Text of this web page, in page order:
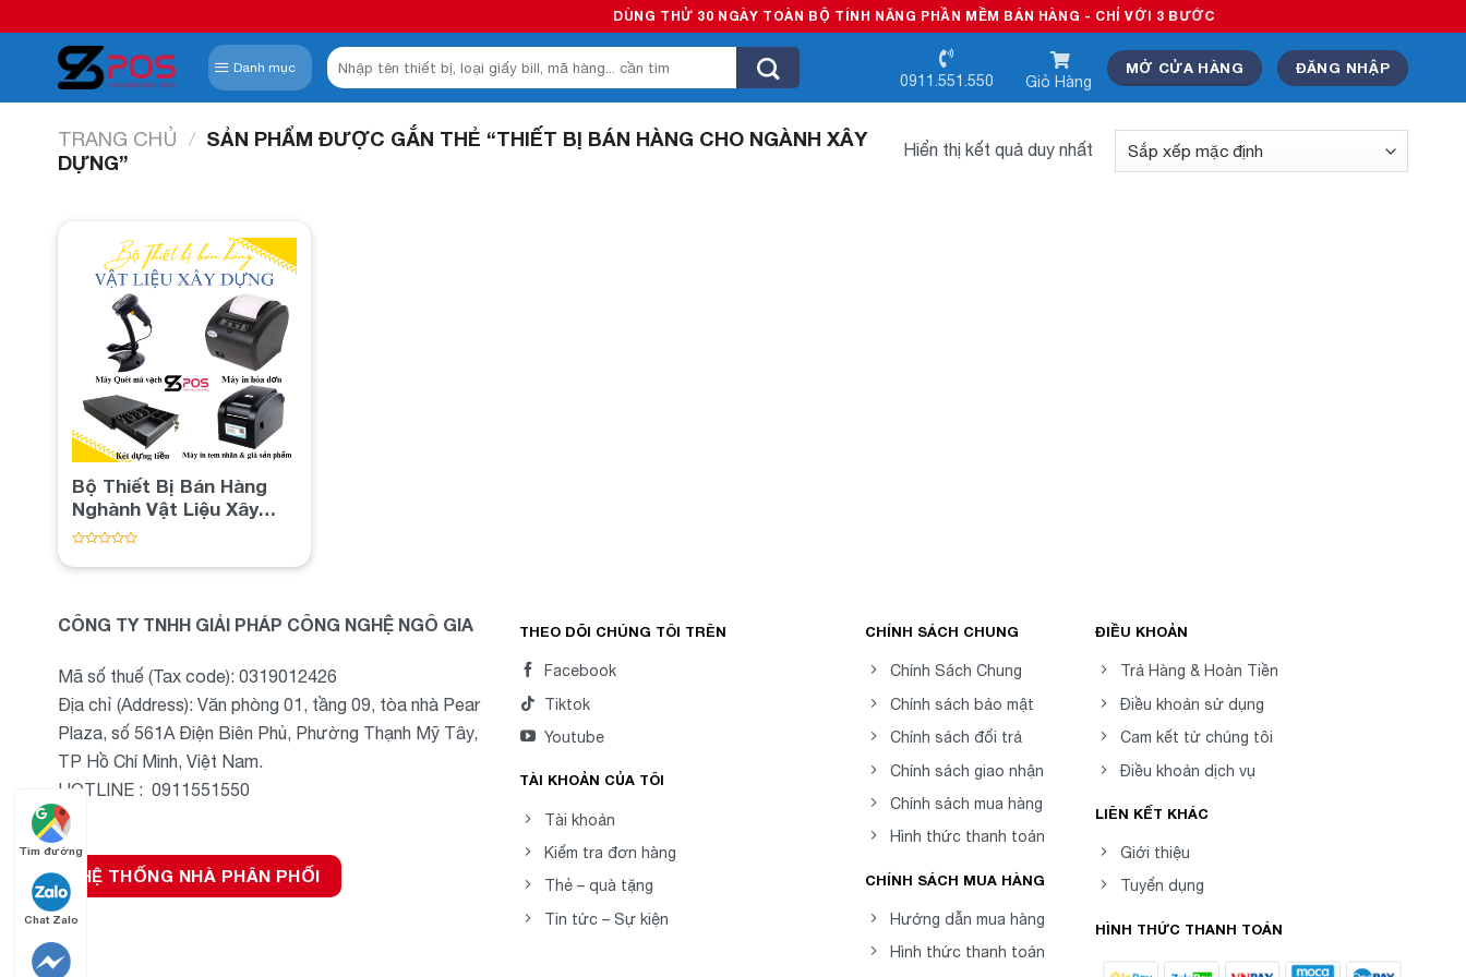
to
content
DÙNG THỬ 30 NGÀY TOÀN BỘ TÍNH NĂNG PHẦN MỀM BÁN HÀNG - CHỈ VỚI 3 BƯỚC
Danh mục
Tìm
kiếm:
0911.551.550 Giỏ Hàng
MỞ CỬA HÀNG ĐĂNG NHẬP
TRANG CHỦ / SẢN PHẨM ĐƯỢC GẮN THẺ “THIẾT BỊ BÁN HÀNG CHO NGÀNH XÂY
DỰNG”
Hiển thị kết quả duy nhất
Add to
wishlist
Bộ Thiết Bị Bán Hàng
Nghành Vật Liệu Xây
Dựng
xếp
sao
CÔNG TY TNHH GIẢI PHÁP CÔNG NGHỆ NGÔ GIA
Mã số thuế (Tax code): 0319012426
Địa chỉ (Address): Văn phòng 01, tầng 09, tòa nhà Pear
Plaza, số 561A Điện Biên Phủ, Phường Thạnh Mỹ Tây,
TP Hồ Chí Minh, Việt Nam.
HOTLINE : 0911551550
HỆ THỐNG NHÀ PHÂN PHỐI
THEO DÕI CHÚNG TÔI TRÊN
Facebook
Tiktok
Youtube
TÀI KHOẢN CỦA TÔI
Tài khoản
Kiểm tra đơn hàng
Thẻ – quà tặng
Tin tức – Sự kiện
CHÍNH SÁCH CHUNG
Chính Sách Chung
Chính sách bảo mật
Chính sách đổi trả
Chính sách giao nhận
Chính sách mua hàng
Hình thức thanh toán
CHÍNH SÁCH MUA HÀNG
Hướng dẫn mua hàng
Hình thức thanh toán
ĐIỀU KHOẢN
Trả Hàng & Hoàn Tiền
Điều khoản sử dụng
Cam kết từ chúng tôi
Điều khoản dịch vụ
LIÊN KẾT KHÁC
Giới thiệu
Tuyển dụng
HÌNH THỨC THANH TOÁN
Tìm đường
Chat Zalo